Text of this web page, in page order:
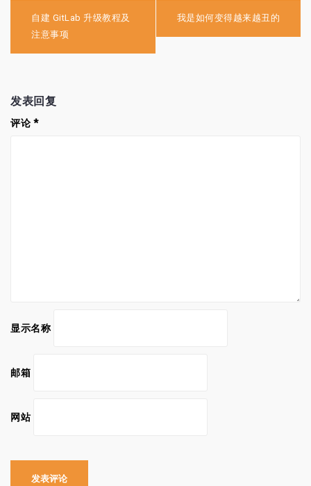
自建 GitLab 升级教程及
注意事项
我是如何变得越来越丑的
发表回复
评论 *
显示名称
邮箱
网站